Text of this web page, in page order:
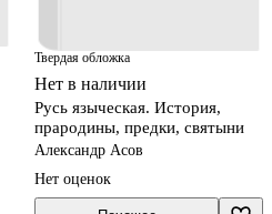
Твердая обложка
Нет в наличии
Русь языческая. История,
прародины, предки, святыни
Александр Асов
Нет оценок